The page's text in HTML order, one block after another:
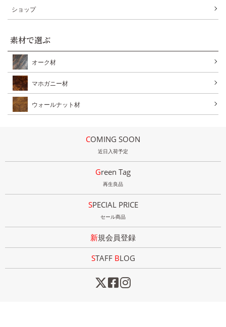
ショップ
素材で選ぶ
オーク材
マホガニー材
ウォールナット材
COMING SOON
近日入荷予定
Green Tag
再生良品
SPECIAL PRICE
セール商品
新規会員登録
STAFF BLOG